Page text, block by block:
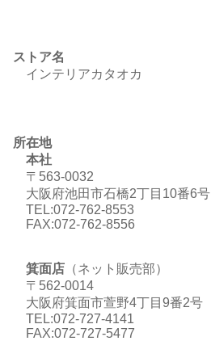
ストア名
インテリアカタオカ
所在地
本社
〒563-0032
大阪府池田市石橋2丁目10番6号
TEL:072-762-8553
FAX:072-762-8556
箕面店 （ネット販売部）
〒562-0014
大阪府箕面市萱野4丁目9番2号
TEL:072-727-4141
FAX:072-727-5477